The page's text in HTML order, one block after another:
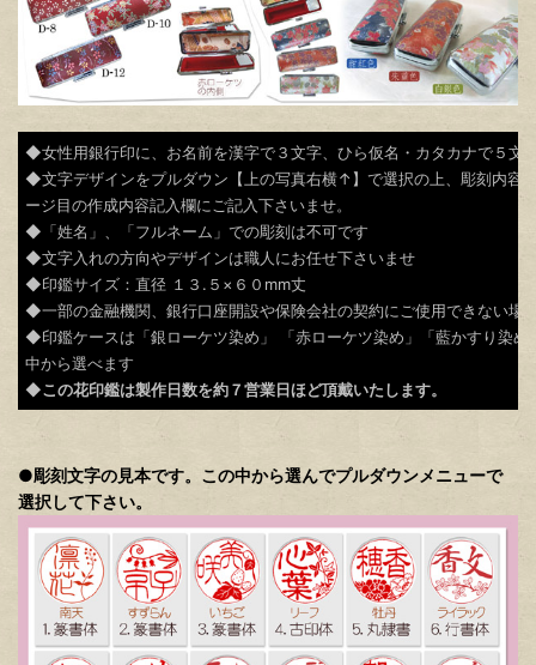
◆女性用銀行印に、お名前を漢字で３文字、ひら仮名・カタカナで５文
◆文字デザインをプルダウン【上の写真右横↑】で選択の上、彫刻内容
ージ目の作成内容記入欄にご記入下さいませ。
◆「姓名」、「フルネーム」での彫刻は不可です
◆文字入れの方向やデザインは職人にお任せ下さいませ
◆印鑑サイズ：直径 １３.５×６０mm丈
◆一部の金融機関、銀行口座開設や保険会社の契約にご使用できない場
◆印鑑ケースは「銀ローケツ染め」 「赤ローケツ染め」「藍かすり染め
中から選べます
◆この花印鑑は製作日数を約７営業日ほど頂戴いたします。
●彫刻文字の見本です。この中から選んでプルダウンメニューで
選択して下さい。